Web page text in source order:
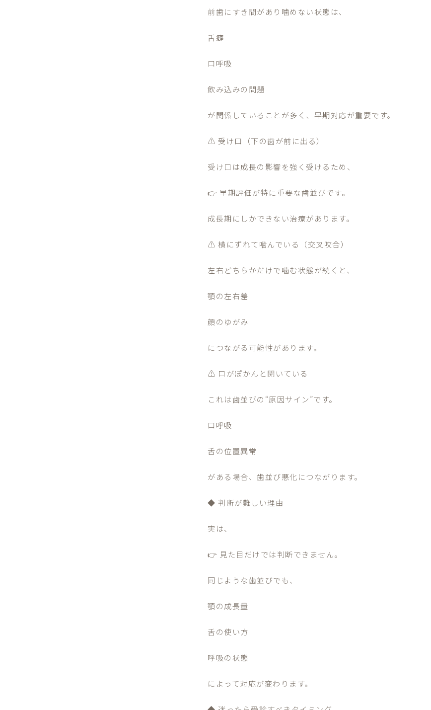
前歯にすき間があり噛めない状態は、
舌癖
口呼吸
飲み込みの問題
が関係していることが多く、早期対応が重要です。
⚠ 受け口（下の歯が前に出る）
受け口は成長の影響を強く受けるため、
👉 早期評価が特に重要な歯並びです。
成長期にしかできない治療があります。
⚠ 横にずれて噛んでいる（交叉咬合）
左右どちらかだけで噛む状態が続くと、
顎の左右差
顔のゆがみ
につながる可能性があります。
⚠ 口がぽかんと開いている
これは歯並びの“原因サイン”です。
口呼吸
舌の位置異常
がある場合、歯並び悪化につながります。
◆ 判断が難しい理由
実は、
👉 見た目だけでは判断できません。
同じような歯並びでも、
顎の成長量
舌の使い方
呼吸の状態
によって対応が変わります。